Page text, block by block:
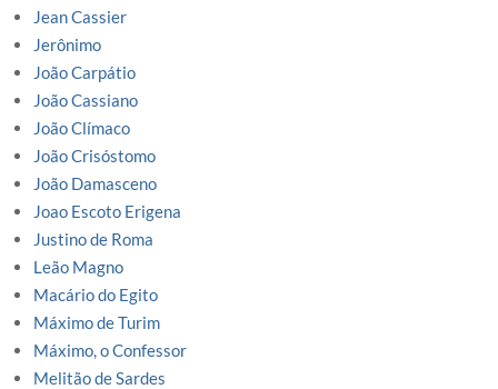
Jean Cassier
Jerônimo
João Carpátio
João Cassiano
João Clímaco
João Crisóstomo
João Damasceno
Joao Escoto Erigena
Justino de Roma
Leão Magno
Macário do Egito
Máximo de Turim
Máximo, o Confessor
Melitão de Sardes